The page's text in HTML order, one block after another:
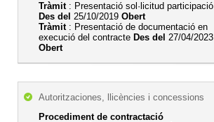
Tràmit: Presentació sol·licitud participació
Des del 25/10/2019 Obert
Tràmit: Presentació de documentació en
execució del contracte Des del 27/04/2023
Obert
Autoritzaciones, llicències i concessions
Procediment de contractació